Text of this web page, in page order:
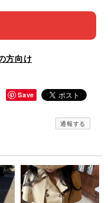
方向け
Save
通報する